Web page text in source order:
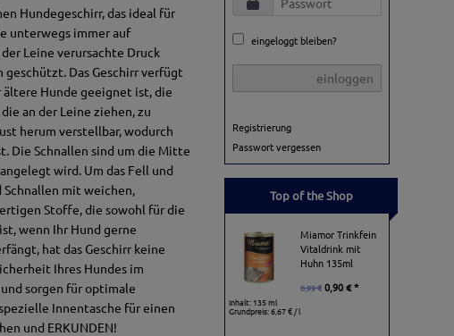
Hundegeschirr, das ideal für
unterwegs immer auf
Leine verursachte Druck
Das Geschirr verfügt
ältere Hunde geeignet ist, die
an der Leine ziehen, zu
herum verstellbar, wodurch
Die Schnallen sind um die Mitte
wird. Um das Fell und
Schnallen mit weichen,
Stoffe, die sowohl für die
wenn Ihr Hund gerne
hat das Geschirr keine
Ihres Hundes im
sorgen für optimale
Innentasche für einen
und ERKUNDEN!
eingeloggt bleiben?
einloggen
Registrierung
Passwort vergessen
Top of the Shop
Miamor Trinkfein
Vitaldrink mit
Huhn 135ml
0,99 € 0,90 € *
Inhalt: 135 ml
Grundpreis:6,67 € / l